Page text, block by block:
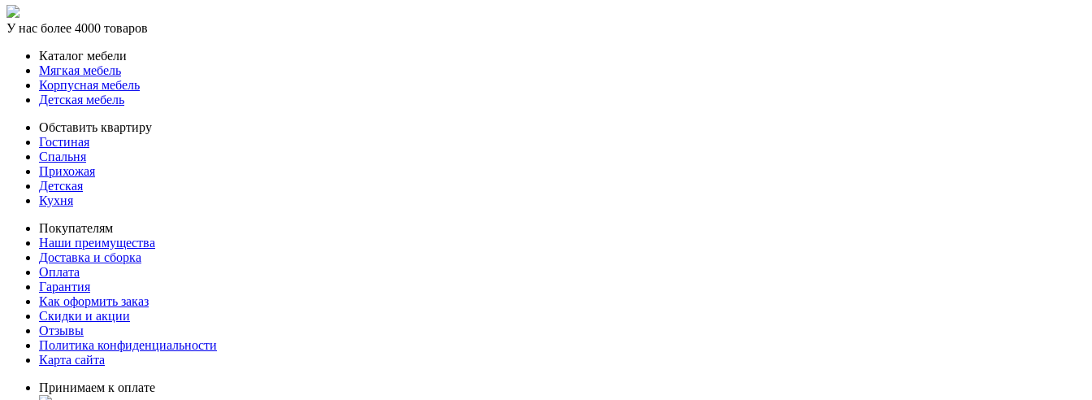
У нас более 4000 товаров
Каталог мебели
Мягкая мебель
Корпусная мебель
Детская мебель
Обставить квартиру
Гостиная
Спальня
Прихожая
Детская
Кухня
Покупателям
Наши преимущества
Доставка и сборка
Оплата
Гарантия
Как оформить заказ
Скидки и акции
Отзывы
Политика конфиденциальности
Карта сайта
Принимаем к оплате